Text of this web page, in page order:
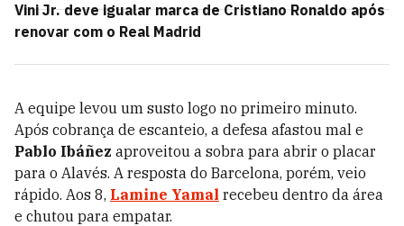
Vini Jr. deve igualar marca de Cristiano Ronaldo após
renovar com o Real Madrid
A equipe levou um susto logo no primeiro minuto.
Após cobrança de escanteio, a defesa afastou mal e
Pablo Ibáñez aproveitou a sobra para abrir o placar
para o Alavés. A resposta do Barcelona, porém, veio
rápido. Aos 8, Lamine Yamal recebeu dentro da área
e chutou para empatar.